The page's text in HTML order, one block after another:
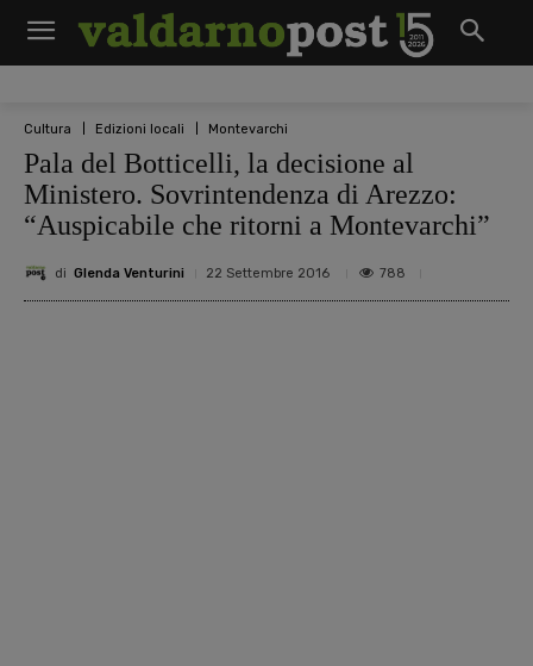
Cultura Edizioni locali Montevarchi
Pala del Botticelli, la decisione al
Ministero. Sovrintendenza di Arezzo:
“Auspicabile che ritorni a Montevarchi”
di Glenda Venturini 22 Settembre 2016 788